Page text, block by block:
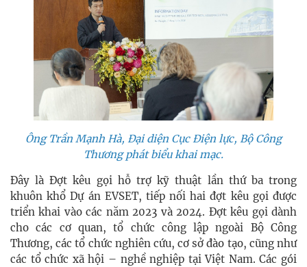
Ông Trần Mạnh Hà, Đại diện Cục Điện lực, Bộ Công
Thương phát biểu khai mạc.
Đây là Đợt kêu gọi hỗ trợ kỹ thuật lần thứ ba trong
khuôn khổ Dự án EVSET, tiếp nối hai đợt kêu gọi được
triển khai vào các năm 2023 và 2024. Đợt kêu gọi dành
cho các cơ quan, tổ chức công lập ngoài Bộ Công
Thương, các tổ chức nghiên cứu, cơ sở đào tạo, cũng như
các tổ chức xã hội – nghề nghiệp tại Việt Nam. Các gói